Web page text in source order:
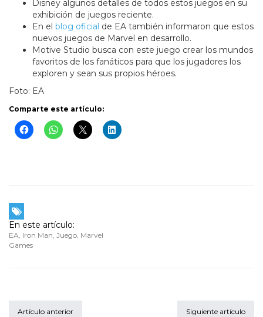
Disney algunos detalles de todos estos juegos en su
exhibición de juegos reciente.
En el blog oficial de EA también informaron que estos
nuevos juegos de Marvel en desarrollo.
Motive Studio busca con este juego crear los mundos
favoritos de los fanáticos para que los jugadores los
exploren y sean sus propios héroes.
Foto: EA
Comparte este artículo:
En este artículo:
EA, Iron Man, Juego, Marvel
Games
Artículo anterior Siguiente artículo